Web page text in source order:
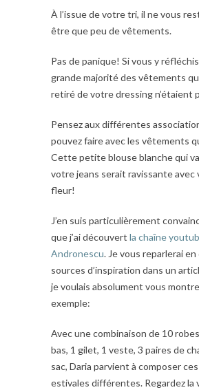
À l’issue de votre tri, il ne vous
être que peu de vêtements.
Pas de panique! Si vous y
grande majorité des vêtements
retiré de votre dressing n’étaient
Pensez aux différentes
pouvez faire avec les vêtements
Cette petite blouse blanche qui
votre jeans serait ravissante avec
fleur!
J’en suis particulièrement
que j’ai découvert la chaîne
Andronescu. Je vous reparlerai
sources d’inspiration dans un
je voulais absolument vous
exemple:
Avec une combinaison de 10
bas, 1 gilet, 1 veste, 3 paires de
sac, Daria parvient à composer
estivales différentes. Regardez la